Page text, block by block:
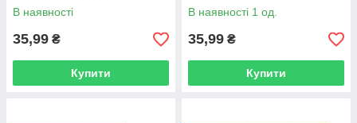
В наявності
35,99 ₴
Купити
В наявності 1 од.
35,99 ₴
Купити